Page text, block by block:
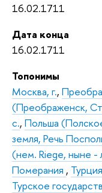
16.02.1711
Дата конца
16.02.1711
Топонимы
Москва, г.,
(Преображенск,
с., Польша
земля, Речь
(нем. Riege, ныне -
Померания ,
Турское